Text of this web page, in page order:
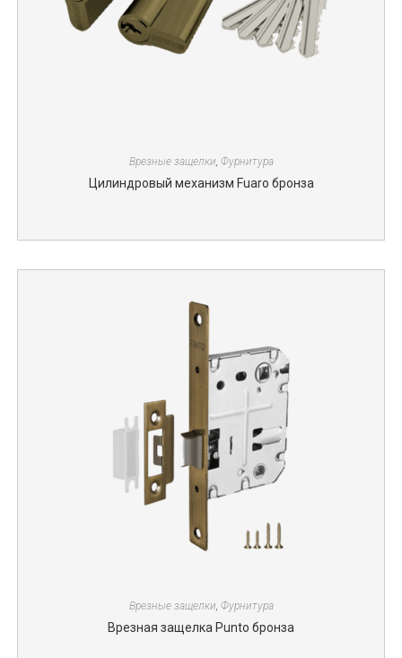
Врезные защелки Фурнитура
Цилиндровый механизм Fuaro бронза
Врезные защелки, Фурнитура
Врезная защелка Punto бронза